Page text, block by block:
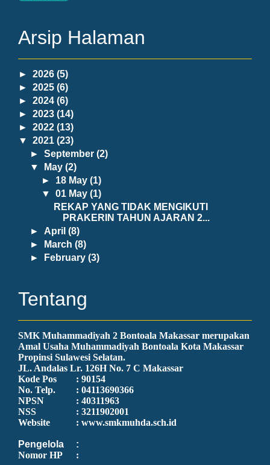
Arsip Halaman
► 2026 (5)
► 2025 (6)
► 2024 (6)
► 2023 (14)
► 2022 (13)
▼ 2021 (23)
►September(2)
▼
May(2)
► 18 May(1)
▼01 May(1)
REKAP YANG TIDAK MENGIKUTI
PRAKERIN TAHUN AJARAN 2...
► April(8)
►
March(8)
►
February(3)
Tentang
SMK Muhammadiyah 2 Bontoala Makassar merupakan
Amal Usaha Muhammadiyah Bontoala Kota Makassar
Propinsi Sulawesi Selatan.
JL. Andalas Lr. 126H No. 7 C Makassar
Kode Pos
: 90154
No. Telp.
: 04113690366
NPSN
: 40311963
NSS
: 3211902001
Website
: www.smkmuhda.sch.id
Pengelola
:
Nomor HP
: